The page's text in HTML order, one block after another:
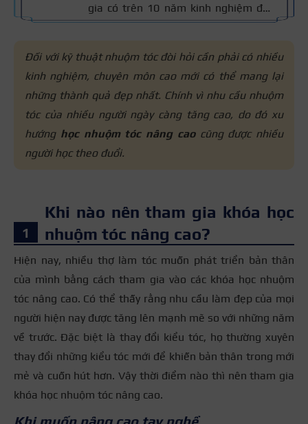
gia có trên 10 năm kinh nghiệm đào
tạo nghề và kiến thức thẩm mỹ
nối mi, trang điểm, tóc. Nội dung bài
viết được xây dựng dựa trên giáo trình
đào tạo và kinh nghiệm giảng dạy
thực tế, đồng thời được cập nhật
thường xuyên để đảm bảo tính chính
xác.
Đối với kỹ thuật nhuộm tóc đòi hỏi cần phải có nhiều
kinh nghiệm, chuyên môn cao mới có thể mang lại
những thành quả đẹp nhất. Chính vì nhu cầu nhuộm
tóc của nhiều người ngày càng tăng cao, do đó xu
hướng học nhuộm tóc nâng caocũng được nhiều
người học theo đuổi.
Khi nào nên tham gia khóa học
nhuộm tóc nâng cao?
Hiện nay, nhiều thợ làm tóc muốn phát triển bản thân
của mình bằng cách tham gia vào các khóa học nhuộm
tóc nâng cao. Có thể thấy rằng nhu cầu làm đẹp của mọi
người hiện nay được tăng lên mạnh mẽ so với những năm
về trước. Đặc biệt là thay đổi kiểu tóc, họ thường xuyên
thay đổi những kiểu tóc mới để khiến bản thân trong mới
mẻ và cuốn hút hơn. Vậy thời điểm nào thì nên tham gia
khóa học nhuộm tóc nâng cao.